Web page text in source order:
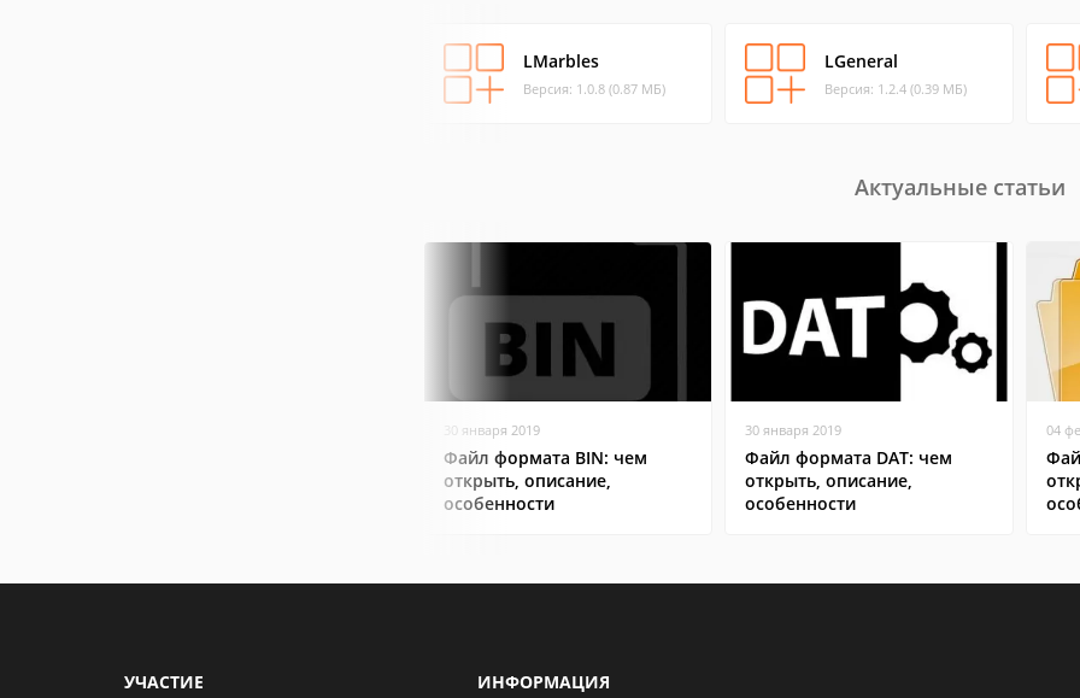
LMarbles
Версия: 1.0.8 (0.87 МБ)
LGeneral
Версия: 1.2.4 (0.39 МБ)
Актуальные статьи
30 января 2019
Файл формата BIN: чем
открыть, описание,
особенности
30 января 2019
Файл формата DAT: чем
открыть, описание,
особенности
04
УЧАСТИЕ ИНФОРМАЦИЯ